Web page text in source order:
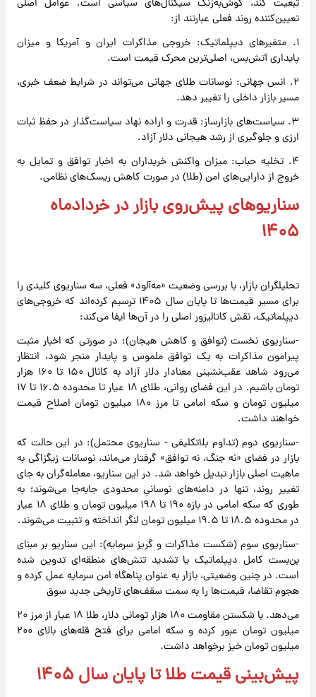
تبعیت کند، گوش‌به‌زنگ سیگنال‌های سیاسی است. عوامل اصلی
تعیین‌کننده روند فعلی عبارتند از:
۱. متغیرهای دیپلماتیک: خروجی مذاکرات ایران و آمریکا و میزان
پایداری آتش‌بس، اصلی‌ترین محرک قیمت است.
۲. انس جهانی: نوسانات طلای جهانی می‌تواند در شرایط ضعف خبری،
مسیر بازار داخلی را تغییر دهد.
۳. سیاست‌های بازارساز: قدرت و اراده نهاد سیاست‌گذار در حفظ ثبات
ارزی و جلوگیری از رشد هیجانی دلار آزاد.
۴. تخلیه حباب: میزان واکنش خریداران به اخبار توافق و تمایل به
خروج از دارایی‌های امن (طلا) در صورت کاهش ریسک‌های نظامی.
سناریوهای پیش‌روی بازار در خردادماه
۱۴۰۵
تحلیلگران بازار، با بررسی وضعیت «مه‌آلود» فعلی، سه سناریوی کلیدی را
برای مسیر قیمت‌ها تا پایان سال ۱۴۰۵ ترسیم کرده‌اند که خروجی‌های
دیپلماتیک، نقش کاتالیزور اصلی را در آن‌ها ایفا می‌کند:
-سناریوی نخست (توافق و کاهش هیجان): در صورتی که اخبار مثبت
پیرامون مذاکرات به یک توافق ملموس و پایدار منجر شود، انتظار
می‌رود شاهد عقب‌نشینی معنادار دلار آزاد به کانال ۱۵۰ تا ۱۶۰ هزار
تومان باشیم. در این فضای روانی، طلای ۱۸ عیار تا محدوده ۱۶.۵ تا ۱۷
میلیون تومان و سکه امامی تا مرز ۱۸۰ میلیون تومان اصلاح قیمت
خواهند داشت.
-سناریوی دوم (تداوم بلاتکلیفی - سناریوی محتمل): در این حالت که
بازار در فضای «نه جنگ، نه توافق» گرفتار می‌ماند، نوسانات زیگزاگی به
ماهیت اصلی بازار تبدیل خواهد شد. در این سناریو، معامله‌گران به جای
تغییر روند، تنها در دامنه‌های نوسانیِ محدودی جابه‌جا می‌شوند؛ به
طوری که سکه امامی در بازه ۱۹۰ تا ۱۹۸ میلیون تومان و طلای ۱۸ عیار
در محدوده ۱۸.۵ تا ۱۹.۵ میلیون تومان لنگر انداخته و تثبیت می‌شوند.
-سناریوی سوم (شکست مذاکرات و گریز سرمایه): این سناریو بر مبنای
بن‌بست کامل دیپلماتیک یا تشدید تنش‌های منطقه‌ای تدوین شده
است. در چنین وضعیتی، بازار به عنوان پناهگاه امن سرمایه عمل کرده و
هجوم تقاضا، قیمت‌ها را به سمت سقف‌های تاریخی جدید سوق
می‌دهد. با شکستن مقاومت ۱۸۰ هزار تومانی دلار، طلا ۱۸ عیار از مرز ۲۰
میلیون تومان عبور کرده و سکه امامی برای فتح قله‌های بالای ۲۰۰
میلیون تومان خیز برخواهد داشت.
پیش‌بینی قیمت طلا تا پایان سال ۱۴۰۵